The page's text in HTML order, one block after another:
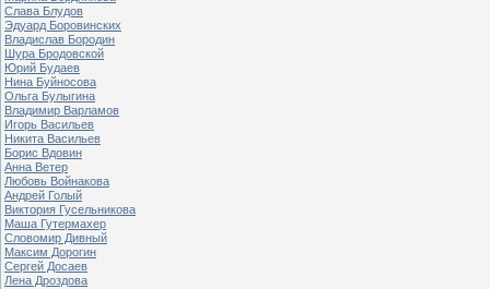
Слава Блудов
Эдуард Боровинских
Владислав Бородин
Шура Бродовской
Юрий Будаев
Нина Буйносова
Ольга Булыгина
Владимир Варламов
Игорь Васильев
Никита Васильев
Борис Вдовин
Анна Ветер
Любовь Войнакова
Андрей Голый
Виктория Гусельникова
Маша Гутермахер
Словомир Дивный
Максим Дорогин
Сергей Досаев
Лена Дроздова